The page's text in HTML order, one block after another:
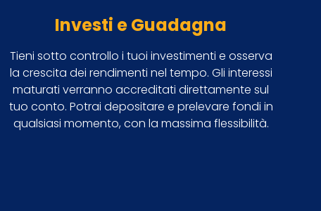
Investi e Guadagna
Tieni sotto controllo i tuoi investimenti e osserva
la crescita dei rendimenti nel tempo. Gli interessi
maturati verranno accreditati direttamente sul
tuo conto. Potrai depositare e prelevare fondi in
qualsiasi momento, con la massima flessibilità.